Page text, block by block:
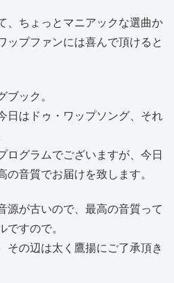
、ちょっとマニアックな選曲か
ップファンには喜んで頂けると
ブック。
日はドゥ・ワップソング、それ
ログラムでございますが、今日
の音質でお届けを致します。
源が古いので、最高の音質って
ですので。
その辺は太く鷹揚にご了承頂き